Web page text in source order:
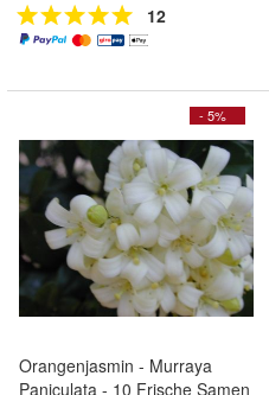
12
- 5%
Orangenjasmin - Murraya
Paniculata - 10 Frische Samen